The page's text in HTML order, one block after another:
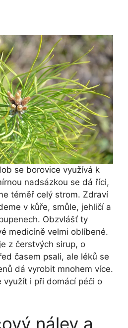
se borovice využívá k
nadsázkou se dá říci,
téměř celý strom. Zdraví
v kůře, smůle, jehličí a
Obzvlášť ty
medicíně velmi oblíbené.
z čerstvých sirup, o
časem psali, ale léků se
dá vyrobit mnohem více.
využít i při domácí péči o
nálev a